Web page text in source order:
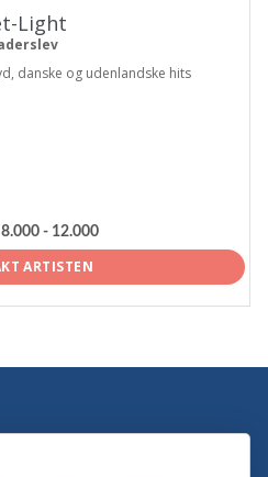
Light
danske og udenlandske hits
8.000 - 12.000
ARTISTEN